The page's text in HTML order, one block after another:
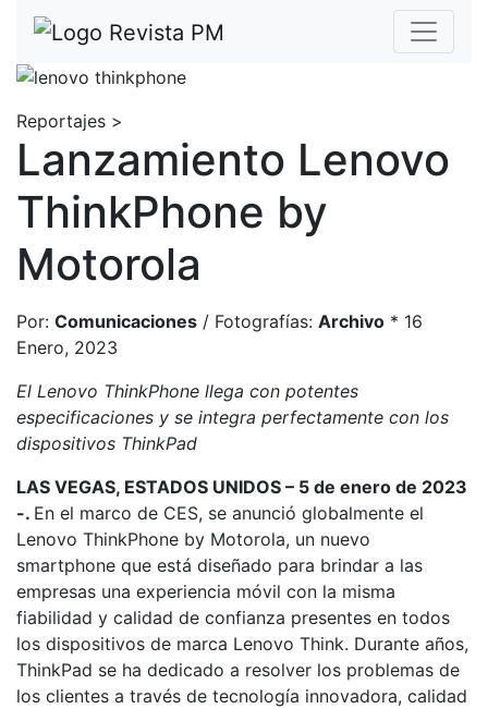
Reportajes >
Lanzamiento Lenovo
ThinkPhone by
Motorola
Por: Comunicaciones / Fotografías: Archivo * 16
Enero, 2023
El Lenovo ThinkPhone llega con potentes
especificaciones y se integra perfectamente con los
dispositivos ThinkPad
LAS VEGAS, ESTADOS UNIDOS – 5 de enero de 2023
-. En el marco de CES, se anunció globalmente el
Lenovo ThinkPhone by Motorola, un nuevo
smartphone que está diseñado para brindar a las
empresas una experiencia móvil con la misma
fiabilidad y calidad de confianza presentes en todos
los dispositivos de marca Lenovo Think. Durante años,
ThinkPad se ha dedicado a resolver los problemas de
los clientes a través de tecnología innovadora, calidad